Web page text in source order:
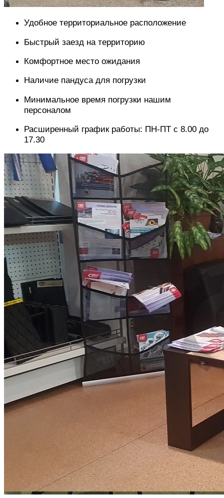
Удобное территориальное расположение
Быстрый заезд на территорию
Комфортное место ожидания
Наличие пандуса для погрузки
Минимальное время погрузки нашим
персоналом
Расширенный график работы: ПН-ПТ с 8.00 до
17.30